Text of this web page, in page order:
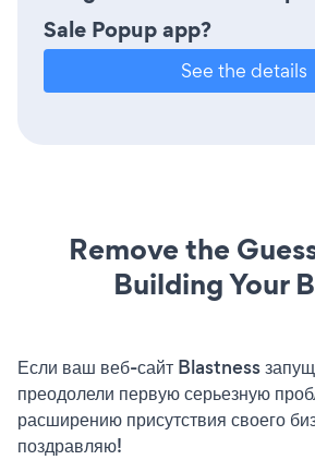
Sale Popup app?
See the details
Remove the
Building Your
Если ваш веб-сайт Blastness
преодолели первую серьезную
расширению присутствия своего
поздравляю!